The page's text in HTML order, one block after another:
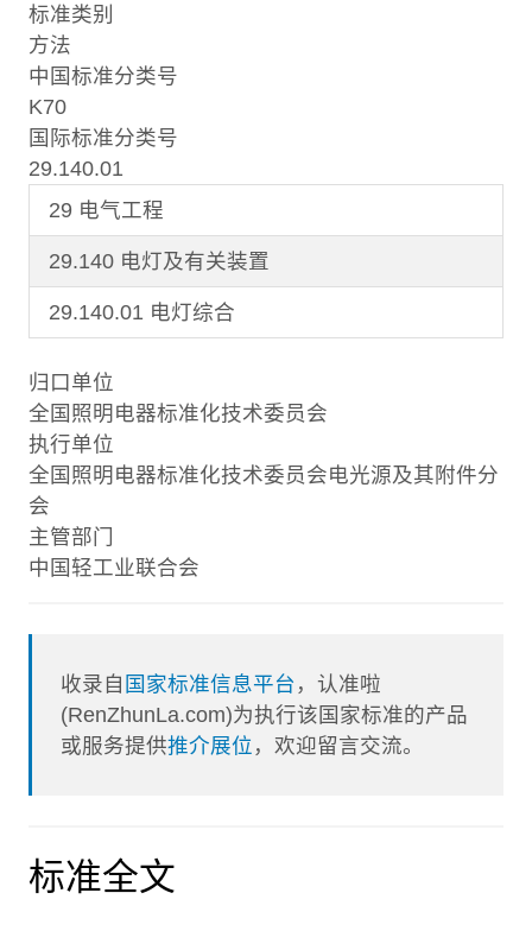
标准类别
方法
中国标准分类号
K70
国际标准分类号
29.140.01
29 电气工程
29.140 电灯及有关装置
29.140.01 电灯综合
归口单位
全国照明电器标准化技术委员会
执行单位
全国照明电器标准化技术委员会电光源及其附件分
会
主管部门
中国轻工业联合会
收录自 国家标准信息平台 ，认准啦
(RenZhunLa.com)为执行该国家标准的产品
或服务提供推介展位 ，欢迎留言交流。
标准全文